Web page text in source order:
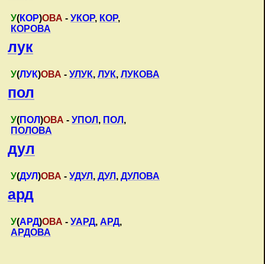
У(КОР)ОВА - УКОР, КОР,
КОРОВА
лук
У(ЛУК)ОВА - УЛУК, ЛУК, ЛУКОВА
пол
У(ПОЛ)ОВА - УПОЛ , ПОЛ ,
ПОЛОВА
дул
У(ДУЛ)ОВА - УДУЛ , ДУЛ , ДУЛОВА
ард
У(АРД)ОВА - УАРД, АРД,
АРДОВА